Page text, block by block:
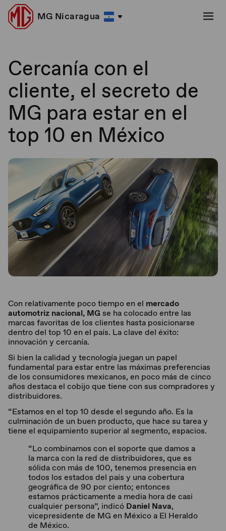
MG Nicaragua
Cercanía con el
cliente, el secreto de
MG para estar en el
top 10 en México
Con relativamente poco tiempo en el mercado
automotriz nacional, MG se ha colocado entre las
marcas favoritas de los clientes hasta posicionarse
dentro del top 10 en el país. La clave del éxito:
innovación y cercanía.
Si bien la calidad y tecnología juegan un papel
fundamental para estar entre las máximas preferencias
de los consumidores mexicanos, en poco más de cinco
años destaca el cobijo que tiene con sus compradores y
distribuidores.
“Estamos en el top 10 desde el segundo año. Es la
culminación de un buen producto, que hace su tarea y
tiene el equipamiento superior al segmento, espacios.
“Lo combinamos con el soporte que damos a
la marca con la red de distribuidores, que es
sólida con más de 100, tenemos presencia en
todos los estados del país y una cobertura
geográfica de 90 por ciento; entonces
estamos prácticamente a media hora de casi
cualquier persona”, indicó Daniel Nava,
vicepresidente de MG en México a El Heraldo
de México.